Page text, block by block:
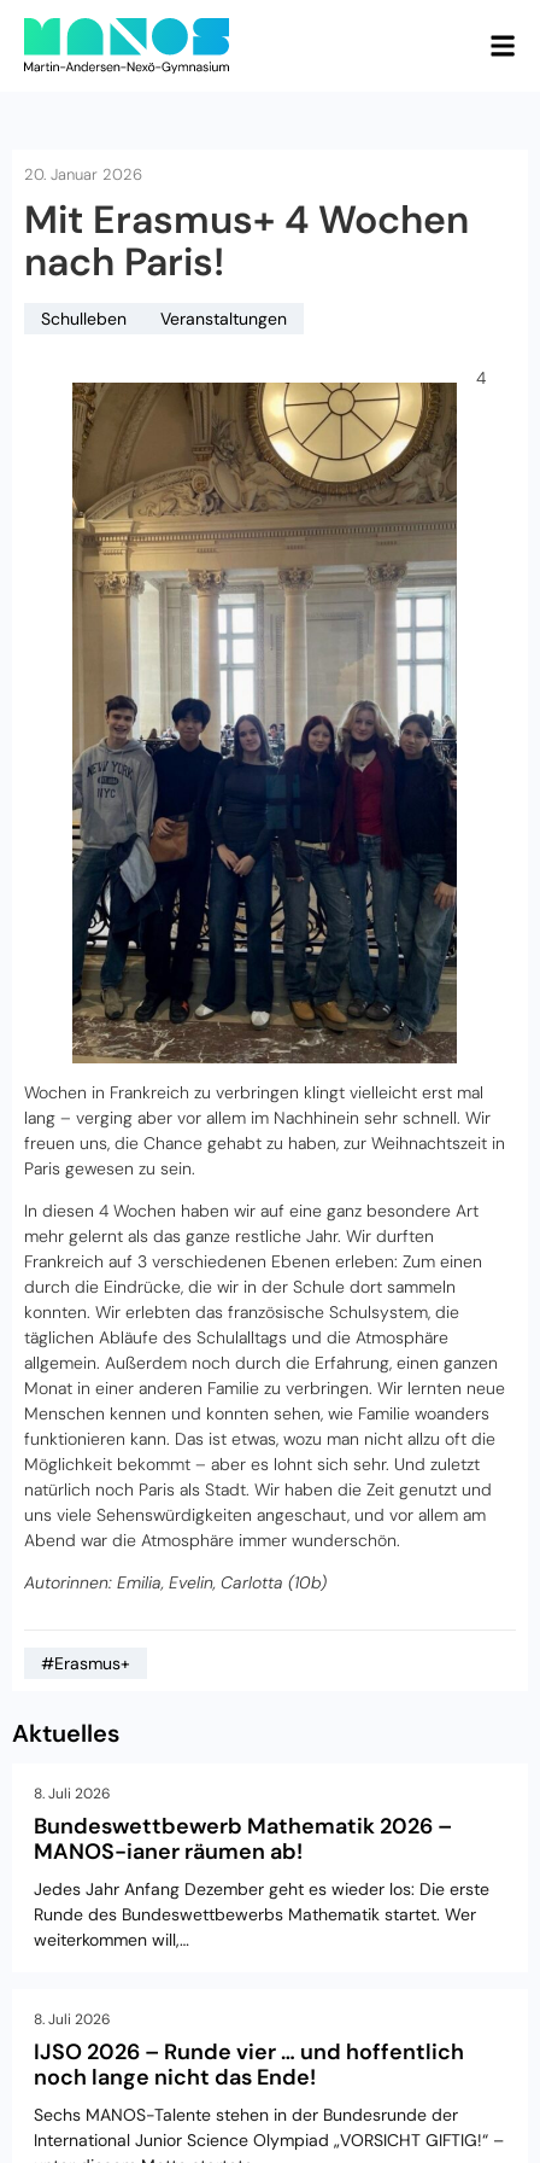
20. Januar 2026
Mit Erasmus+ 4 Wochen
nach Paris!
Schulleben Veranstaltungen
4
Wochen in Frankreich zu verbringen klingt vielleicht erst mal
lang – verging aber vor allem im Nachhinein sehr schnell. Wir
freuen uns, die Chance gehabt zu haben, zur Weihnachtszeit in
Paris gewesen zu sein.
In diesen 4 Wochen haben wir auf eine ganz besondere Art
mehr gelernt als das ganze restliche Jahr. Wir durften
Frankreich auf 3 verschiedenen Ebenen erleben: Zum einen
durch die Eindrücke, die wir in der Schule dort sammeln
konnten. Wir erlebten das französische Schulsystem, die
täglichen Abläufe des Schulalltags und die Atmosphäre
allgemein. Außerdem noch durch die Erfahrung, einen ganzen
Monat in einer anderen Familie zu verbringen. Wir lernten neue
Menschen kennen und konnten sehen, wie Familie woanders
funktionieren kann. Das ist etwas, wozu man nicht allzu oft die
Möglichkeit bekommt – aber es lohnt sich sehr. Und zuletzt
natürlich noch Paris als Stadt. Wir haben die Zeit genutzt und
uns viele Sehenswürdigkeiten angeschaut, und vor allem am
Abend war die Atmosphäre immer wunderschön.
Autorinnen: Emilia, Evelin, Carlotta (10b)
#Erasmus+
Aktuelles
8. Juli 2026
Bundeswettbewerb Mathematik 2026 –
MANOS-ianer räumen ab!
Jedes Jahr Anfang Dezember geht es wieder los: Die erste
Runde des Bundeswettbewerbs Mathematik startet. Wer
weiterkommen will,…
8. Juli 2026
IJSO 2026 – Runde vier … und hoffentlich
noch lange nicht das Ende!
Sechs MANOS-Talente stehen in der Bundesrunde der
International Junior Science Olympiad „VORSICHT GIFTIG!“ –